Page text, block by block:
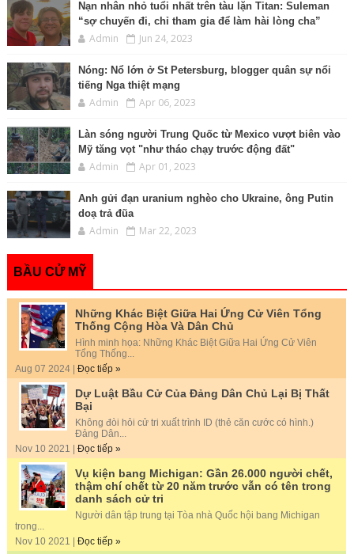
Nạn nhân nhỏ tuổi nhất trên tàu lặn Titan: Suleman
“sợ chuyến đi, chỉ tham gia để làm hài lòng cha”
Admin Jun 24, 2023
Nóng: Nổ lớn ở St Petersburg, blogger quân sự nổi
tiếng Nga thiệt mạng
Admin Apr 06, 2023
Làn sóng người Trung Quốc từ Mexico vượt biên vào
Mỹ tăng vọt "như tháo chạy trước động đất"
Admin Apr 01, 2023
Anh gửi đạn uranium nghèo cho Ukraine, ông Putin
doạ trả đũa
Admin Mar 22, 2023
BẦU CỬ MỸ
Những Khác Biệt Giữa Hai Ứng Cử Viên Tổng
Thống Cộng Hòa Và Dân Chủ
Hình minh họa: Những Khác Biệt Giữa Hai Ứng Cử Viên
Tổng Thống...
Aug 07 2024 | Đọc tiếp »
Dự Luật Bầu Cử Của Đảng Dân Chủ Lại Bị Thất
Bại
Không đòi hỏi cử tri xuất trình ID (thẻ căn cước có hình.)
Đảng Dân...
Nov 10 2021 | Đọc tiếp »
Vụ kiện bang Michigan: Gần 26.000 người chết,
thậm chí chết từ 20 năm trước vẫn có tên trong
danh sách cử tri
Người dân tập trung tại Tòa nhà Quốc hội bang Michigan
trong...
Nov 10 2021 | Đọc tiếp »